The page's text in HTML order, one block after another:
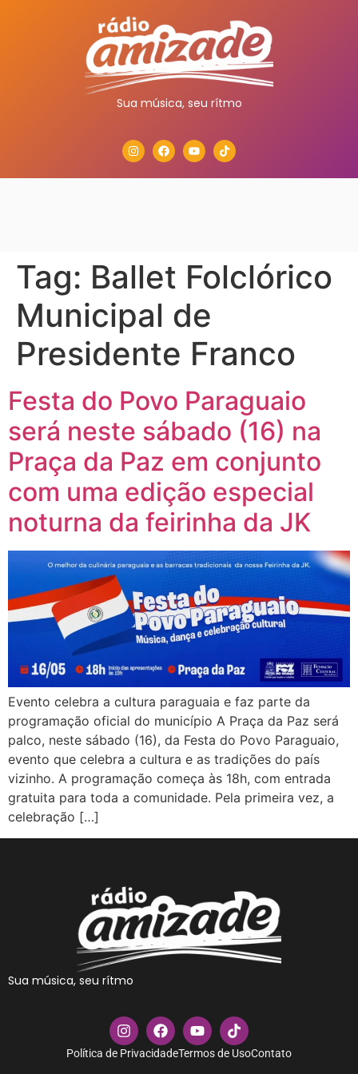
Sua música, seu rítmo
Tag: Ballet Folclórico
Municipal de
Presidente Franco
Festa do Povo Paraguaio
será neste sábado (16) na
Praça da Paz em conjunto
com uma edição especial
noturna da feirinha da JK
Evento celebra a cultura paraguaia e faz parte da
programação oficial do município A Praça da Paz será
palco, neste sábado (16), da Festa do Povo Paraguaio,
evento que celebra a cultura e as tradições do país
vizinho. A programação começa às 18h, com entrada
gratuita para toda a comunidade. Pela primeira vez, a
celebração […]
Sua música, seu rítmo
Política de PrivacidadeTermos de UsoContato